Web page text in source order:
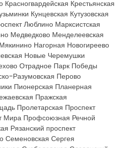
Красногвардейская Крестьянская
Кунцевская Кутузовская
Люблино Марксистская
Медведково Менделеевская
Нагорная Новогиреево
Новые Черемушки
Отрадное Парк Победы
Разумовская Перово
Пионерская Планерная
Пражская
Пролетарская Проспект
Мира Профсоюзная Речной
Рязанский проспект
Семеновская Сергея